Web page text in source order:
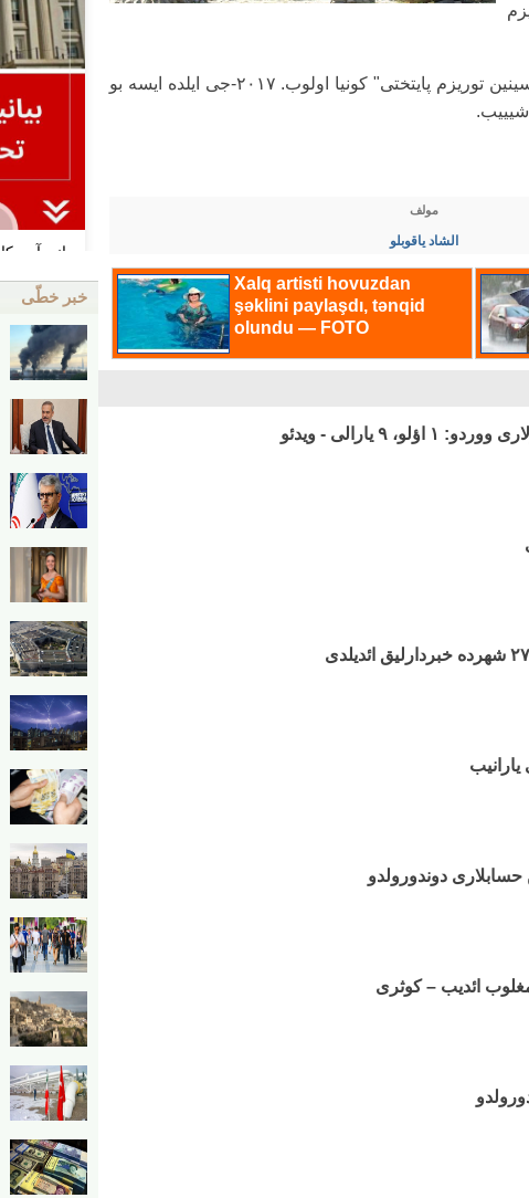
قید ائدک کی، ۲۰۱۶-جی ایلده "ایسلام دونیاسینین توریزم پایتختی" کونیا اولوب. ۲۰۱۷-جی ایلده ایسه بو
مولف
الشاد یاقوبلو
۹ یارالی - ویدئو
یارانیب
دوندورولدو
خبر خطّی